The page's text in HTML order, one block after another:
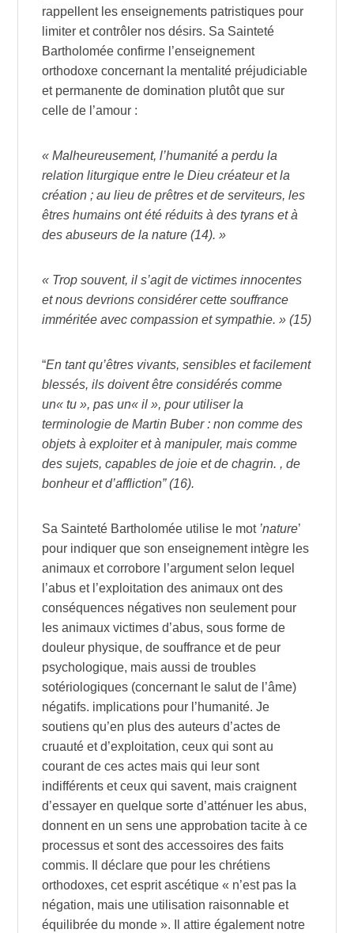
rappellent les enseignements patristiques pour
limiter et contrôler nos désirs. Sa Sainteté
Bartholomée confirme l’enseignement
orthodoxe concernant la mentalité préjudiciable
et permanente de domination plutôt que sur
celle de l’amour :
« Malheureusement, l’humanité a perdu la
relation liturgique entre le Dieu créateur et la
création ; au lieu de prêtres et de serviteurs, les
êtres humains ont été réduits à des tyrans et à
des abuseurs de la nature (14). »
« Trop souvent, il s’agit de victimes innocentes
et nous devrions considérer cette souffrance
imméritée avec compassion et sympathie. » (15)
“En tant qu’êtres vivants, sensibles et facilement
blessés, ils doivent être considérés comme
un« tu », pas un« il », pour utiliser la
terminologie de Martin Buber : non comme des
objets à exploiter et à manipuler, mais comme
des sujets, capables de joie et de chagrin. , de
bonheur et d’affliction” (16).
Sa Sainteté Bartholomée utilise le mot ’nature’
pour indiquer que son enseignement intègre les
animaux et corrobore l’argument selon lequel
l’abus et l’exploitation des animaux ont des
conséquences négatives non seulement pour
les animaux victimes d’abus, sous forme de
douleur physique, de souffrance et de peur
psychologique, mais aussi de troubles
sotériologiques (concernant le salut de l’âme)
négatifs. implications pour l’humanité. Je
soutiens qu’en plus des auteurs d’actes de
cruauté et d’exploitation, ceux qui sont au
courant de ces actes mais qui leur sont
indifférents et ceux qui savent, mais craignent
d’essayer en quelque sorte d’atténuer les abus,
donnent en un sens une approbation tacite à ce
processus et sont des accessoires des faits
commis. Il déclare que pour les chrétiens
orthodoxes, cet esprit ascétique « n’est pas la
négation, mais une utilisation raisonnable et
équilibrée du monde ». Il attire également notre